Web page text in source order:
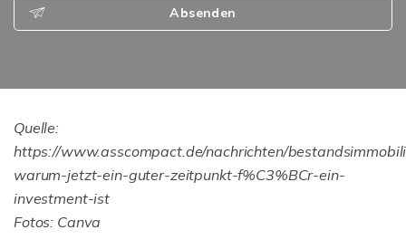
Absenden
Quelle:
https://www.asscompact.de/nachrichten/
warum-jetzt-ein-guter-zeitpunkt-f%C3%BCr-ein-
investment-ist
Fotos: Canva